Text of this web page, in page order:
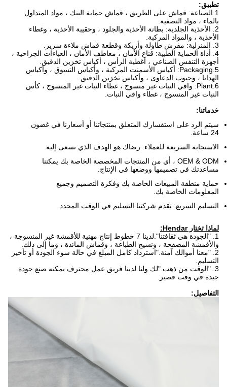
تطبيق:
1.الصناعة: قماش على الطريق ، قماش حماية البنك ، مواد المتداول
بالماء ، مواد التصفية.
2. الأحذية الجلدية: بطانة الأحذية والجلود ، وحقيبة الأحذية ، وغطاء
الأحذية ، والمواد المركبة.
3. المنزلية: مفرش طاولة وأريكة وقطعة قماش ملاءة سرير.
4. أداة الحماية الطبية: قناع الأمان ، معاطف الأمان ، العباءات الجراحية ،
أجهزة التنفس الصناعي ، أغطية الرأس ، أكياس تخزين الدقيق.
5.Packaging: أكياس الأسمنت المركبة ، وأكياس التسوق ، وأكياس
الهدايا ، وجيوب الدعاوى ، وأكياس تخزين الدقيق.
6.Plant: واقي النبات غير منسوج ، غطاء النبات غير المنسوج ، كأس
النبات غير المنسوج ، غطاء واقي النبات.
خدماتنا:
سيتم الرد على استفسارك المتعلق بمنتجاتنا أو أسعارنا في غضون
24 ساعة.
الاستجابة السريعة للعملاء: رضاك ​​هو الهدف الذي نسعى إليه.
OEM & ODM ، أي من المنتجات المخصصة الخاصة بك يمكننا
مساعدتك في تصميمها ووضعها في الإنتاج.
حماية منطقة المبيعات الخاصة بك وفكرة التصميم وجميع
المعلومات الخاصة بك.
التسليم السريع: تقدم شركتنا التسليم في الوقت المحدد.
لماذا تختار Hendar:
1. "الجودة هي ثقافتنا".لدينا 7 خطوط إنتاج مهنية للأقمشة غير المنسوجة ،
والأقمشة المصفحة ، ونسيج الطباعة ، وقماش المائدة ، وما إلى ذلك.
2. "معنا أموالك آمنة."استرداد كامل المبلغ في حالة سوء الجودة أو تأخير
التسليم.
3. "الوقت من ذهب."لك ولنا.لدينا فريق عمل محترف يمكنه صنع جودة
جيدة في وقت قصير.
التفاصيل: